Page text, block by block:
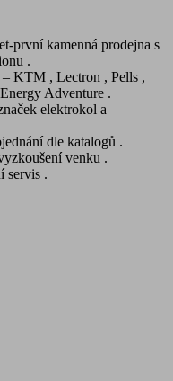
první kamenná prodejna s
.
KTM , Lectron , Pells ,
Adventure .
elektrokol a
dle katalogů .
venku .
servis .